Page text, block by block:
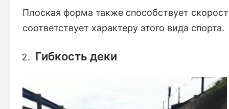
Плоская форма также способствует
соответствует характеру этого вида спорта.
Гибкость деки